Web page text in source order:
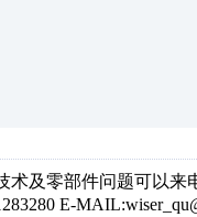
术及零部件问题可以
E-